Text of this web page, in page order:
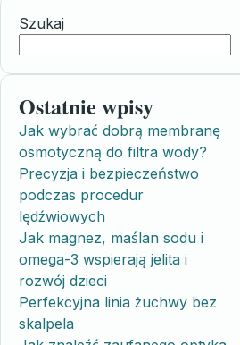
Szukaj
Ostatnie wpisy
Jak wybrać dobrą membranę
osmotyczną do filtra wody?
Precyzja i bezpieczeństwo
podczas procedur
lędźwiowych
Jak magnez, maślan sodu i
omega-3 wspierają jelita i
rozwój dzieci
Perfekcyjna linia żuchwy bez
skalpela